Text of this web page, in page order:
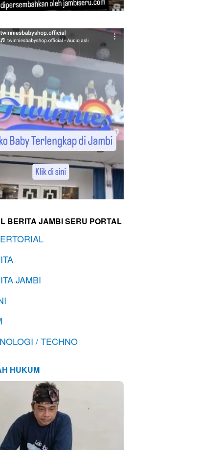
BERITA JAMBI SERU PORTAL
JAMBI
/ TECHNO
HUKUM